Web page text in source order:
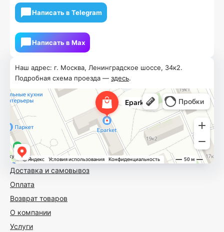
Доставка и самовывоз
Оплата
Возврат товаров
О компании
Услуги
Наш адрес: г. Москва, Ленинградское шоссе, 34к2.
Подробная схема проезда — здесь.
Написать в Telegram
Написать в Мах